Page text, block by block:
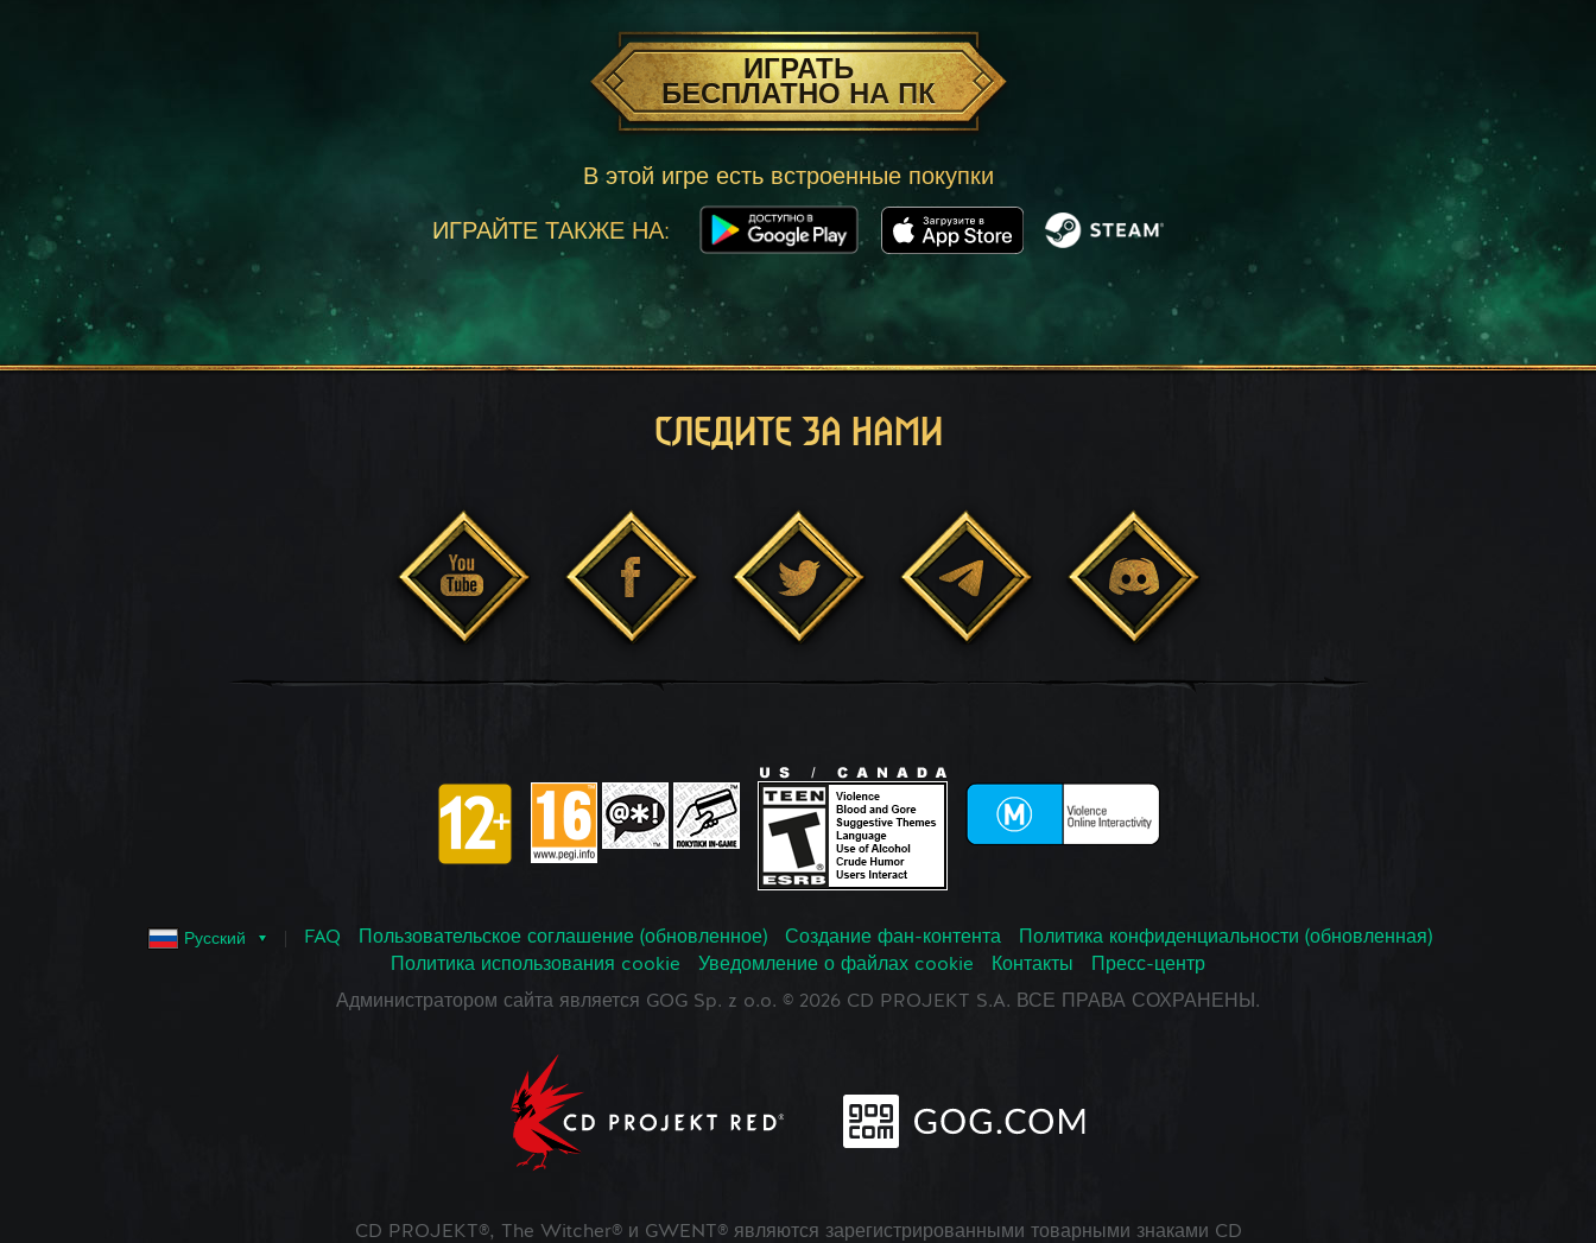
ИГРАТЬ
БЕСПЛАТНО НА ПК
В этой игре есть встроенные покупки
ИГРАЙТЕ ТАКЖЕ НА:
СЛЕДИТЕ ЗА НАМИ
Русский FAQ Пользовательское соглашение (обновленное) Создание фан-контента
Политика конфиденциальности (обновленная)
Политика использования cookie
Уведомление о файлах cookie Контакты
Пресс-центр
Администратором сайта является GOG Sp. z o.o. © 2026 CD PROJEKT S.A. ВСЕ ПРАВА СОХРАНЕНЫ.
CD PROJEKT®, The Witcher® и GWENT® являются зарегистрированными товарными знаками CD